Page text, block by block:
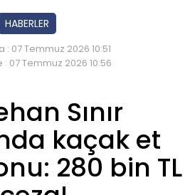
HABERLER
: 07 Temmuz 2026 10:51
07 Temmuz 2026 10:56
Sınır
kaçak et
280 bin TL